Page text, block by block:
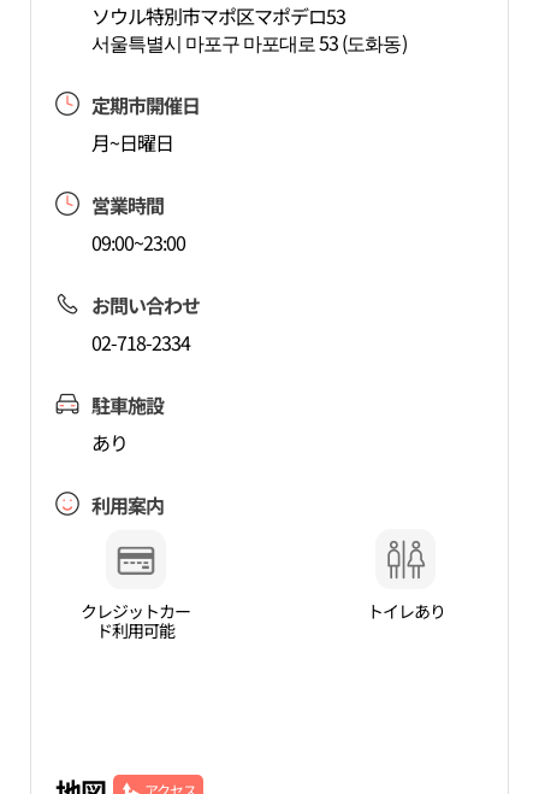
ソウル特別市マポ区マポデロ53
서울특별시 마포구 마포대로 53 (도화동)
定期市開催日
月~日曜日
営業時間
09:00~23:00
お問い合わせ
02-718-2334
駐車施設
あり
利用案内
クレジットカー
ド利用可能
トイレあり
アクセス